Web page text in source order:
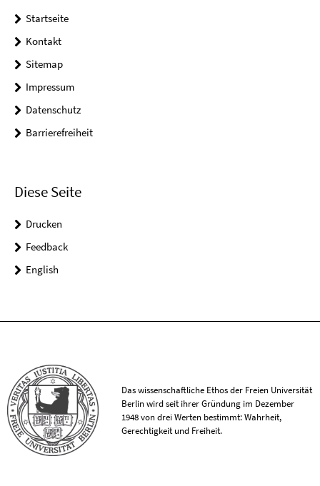
Startseite
Kontakt
Sitemap
Impressum
Datenschutz
Barrierefreiheit
Diese Seite
Drucken
Feedback
English
Das wissenschaftliche Ethos der Freien Universität
Berlin wird seit ihrer Gründung im Dezember
1948 von drei Werten bestimmt: Wahrheit,
Gerechtigkeit und Freiheit.